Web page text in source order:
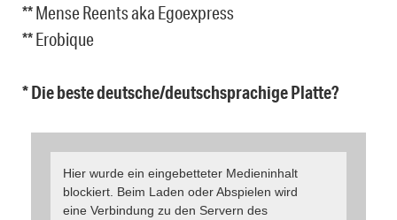
** Mense Reents aka Egoexpress
** Erobique
* Die beste deutsche/deutschsprachige Platte?
Hier wurde ein eingebetteter Medieninhalt
blockiert. Beim Laden oder Abspielen wird
eine Verbindung zu den Servern des